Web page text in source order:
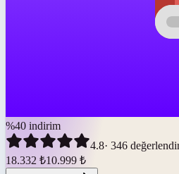
%40 indirim
4.8· 346
18.332 ₺10.999 ₺